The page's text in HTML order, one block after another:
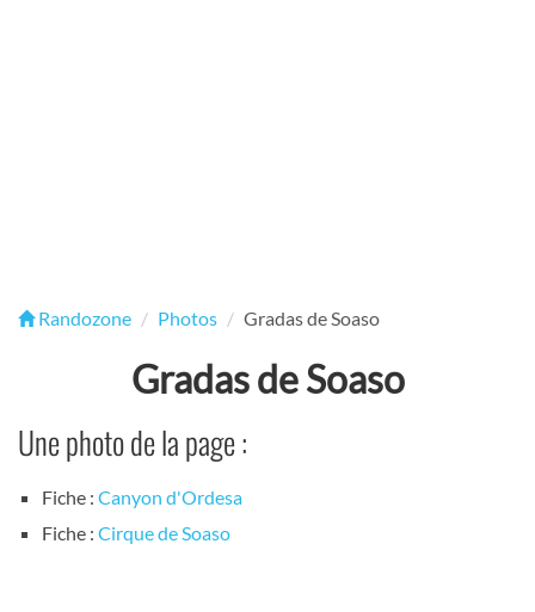
Randozone Photos Gradas de Soaso
Gradas de Soaso
Une photo de la page :
Fiche : Canyon d'Ordesa
Fiche : Cirque de Soaso